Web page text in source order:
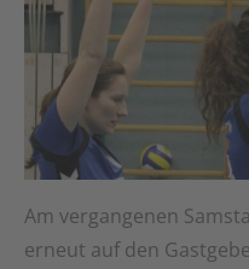
Am vergangenen
erneut auf den